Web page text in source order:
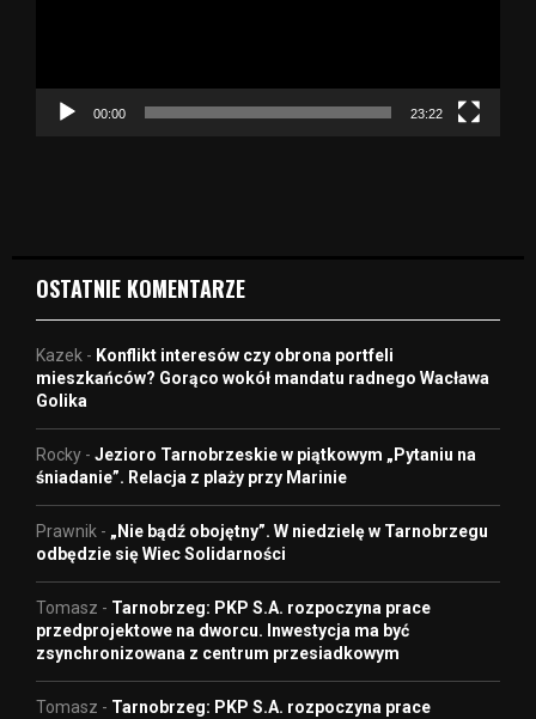
c
00:00 23:22
OSTATNIE KOMENTARZE
Kazek - Konflikt interesów czy obrona portfeli
mieszkańców? Gorąco wokół mandatu radnego Wacława
Golika
Rocky - Jezioro Tarnobrzeskie w piątkowym „Pytaniu na
śniadanie”. Relacja z plaży przy Marinie
Prawnik - „Nie bądź obojętny”. W niedzielę w Tarnobrzegu
odbędzie się Wiec Solidarności
Tomasz - Tarnobrzeg: PKP S.A. rozpoczyna prace
przedprojektowe na dworcu. Inwestycja ma być
zsynchronizowana z centrum przesiadkowym
Tomasz - Tarnobrzeg: PKP S.A. rozpoczyna prace